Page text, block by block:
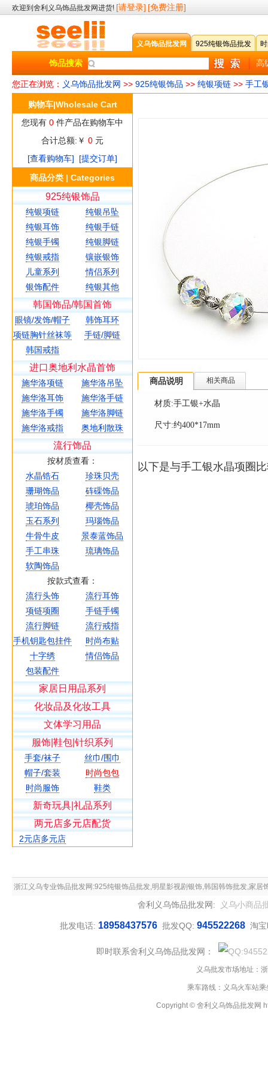
欢迎到舍利义乌饰品批发网进货! [请登录] [免费注册]
义乌饰品批发网 925纯银饰品批发
饰品搜索 高
您正在浏览： 义乌饰品批发网 >> 925纯银饰品 >> 纯银项链 >> 手工
购物车|Wholesale Cart
您现有 0 件产品在购物车中
合计总额:￥ 0 元
[查看购物车]
[提交订单]
商品分类 | Categories
925纯银饰品
纯银项链
纯银吊坠
纯银耳饰
纯银手链
纯银手镯
纯银脚链
纯银戒指
镶嵌银饰
儿童系列
情侣系列
银饰配件
纯银其他
韩国饰品/韩国首饰
眼镜/发饰/帽子
韩饰耳环
项链胸针丝袜等
手链/脚链
韩国戒指
进口奥地利水晶首饰
施华洛项链
施华洛吊坠
施华洛耳饰
施华洛手链
施华洛手镯
施华洛脚链
施华洛戒指
奥地利散珠
流行饰品
按材质查看：
水晶锆石
珍珠贝壳
珊瑚饰品
砗磲饰品
琥珀饰品
椰壳饰品
玉石系列
玛瑙饰品
牛骨牛皮
景泰蓝饰品
手工串珠
琉璃饰品
软陶饰品
按款式查看：
流行头饰
流行耳饰
项链项圈
手链手镯
流行脚链
流行戒指
手机钥匙包挂件
时尚布贴
十字绣
情侣饰品
包装配件
家居日用品系列
化妆品及化妆工具
文体学习用品
服饰|鞋包|针织系列
手套/袜子
丝巾/围巾
帽子/套装
时尚包包
时尚服饰
鞋类
新奇玩具|礼品系列
两元店多元店配货
2元店多元店
商品说明 相关商品
材质:手工银+水晶
尺寸:约400*17mm
以下是与手工银水晶项圈
浙江义乌专业饰品批发网:925纯银饰品批发,明星影视剧银饰,韩国韩饰批发,家
品批发配送,2元风暴流行饰品加盟店,两
舍利义乌饰品批发网: 义乌小商品
批发电话: 18958437576 批发QQ: 945522268 淘
即时联系舍利义乌饰品批发网：
义乌批发市场地址：
乘车路线：义乌火车站
Copyright © 舍利义乌饰品批发网